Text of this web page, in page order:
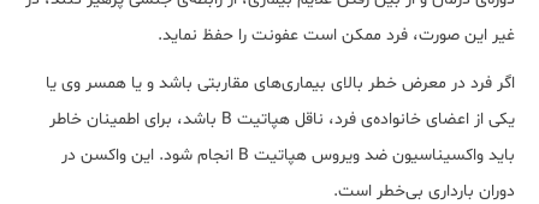
غیر این صورت، فرد ممکن است عفونت را حفظ نماید.
اگر فرد در معرض خطر بالای بیماری‌های مقاربتی باشد و یا همسر وی یا
یکی از اعضای خانواده‌ی فرد، ناقل هپاتیت B باشد، برای اطمینان خاطر
باید واکسیناسیون ضد ویروس هپاتیت B انجام شود. این واکسن در
دوران بارداری بی‌خطر است.